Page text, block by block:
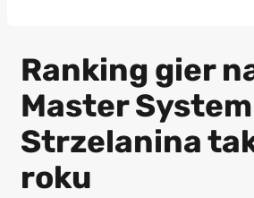
Ranking gier
Master
Strzelanina
roku